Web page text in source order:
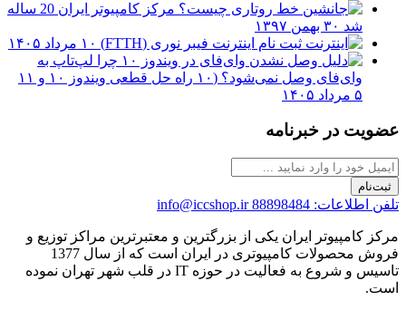
مرکز کامپیوتر ایران 20 ساله
شد ۳۰ بهمن ۱۳۹۷
ثبت نام اینترنت فیبر نوری (FTTH)
۱۰ مرداد ۱۴۰۵
چرا لپ‌تاپ به
وای‌فای وصل نمی‌شود؟ (۱۰ راه حل قطعی ویندوز ۱۰ و ۱۱
۵ مرداد ۱۴۰۵
عضویت در خبرنامه
ثبت‌نام
تلفن اطلاعات: 88898484 info@iccshop.ir
مرکز کامپیوتر ایران یکی از بزرگترین و معتبرترین مراکز توزیع و
فروش محصولات کامپیوتری در ایران است که از سال 1377
تاسیس و شروع به فعالیت در حوزه IT در قلب شهر تهران نموده
است.